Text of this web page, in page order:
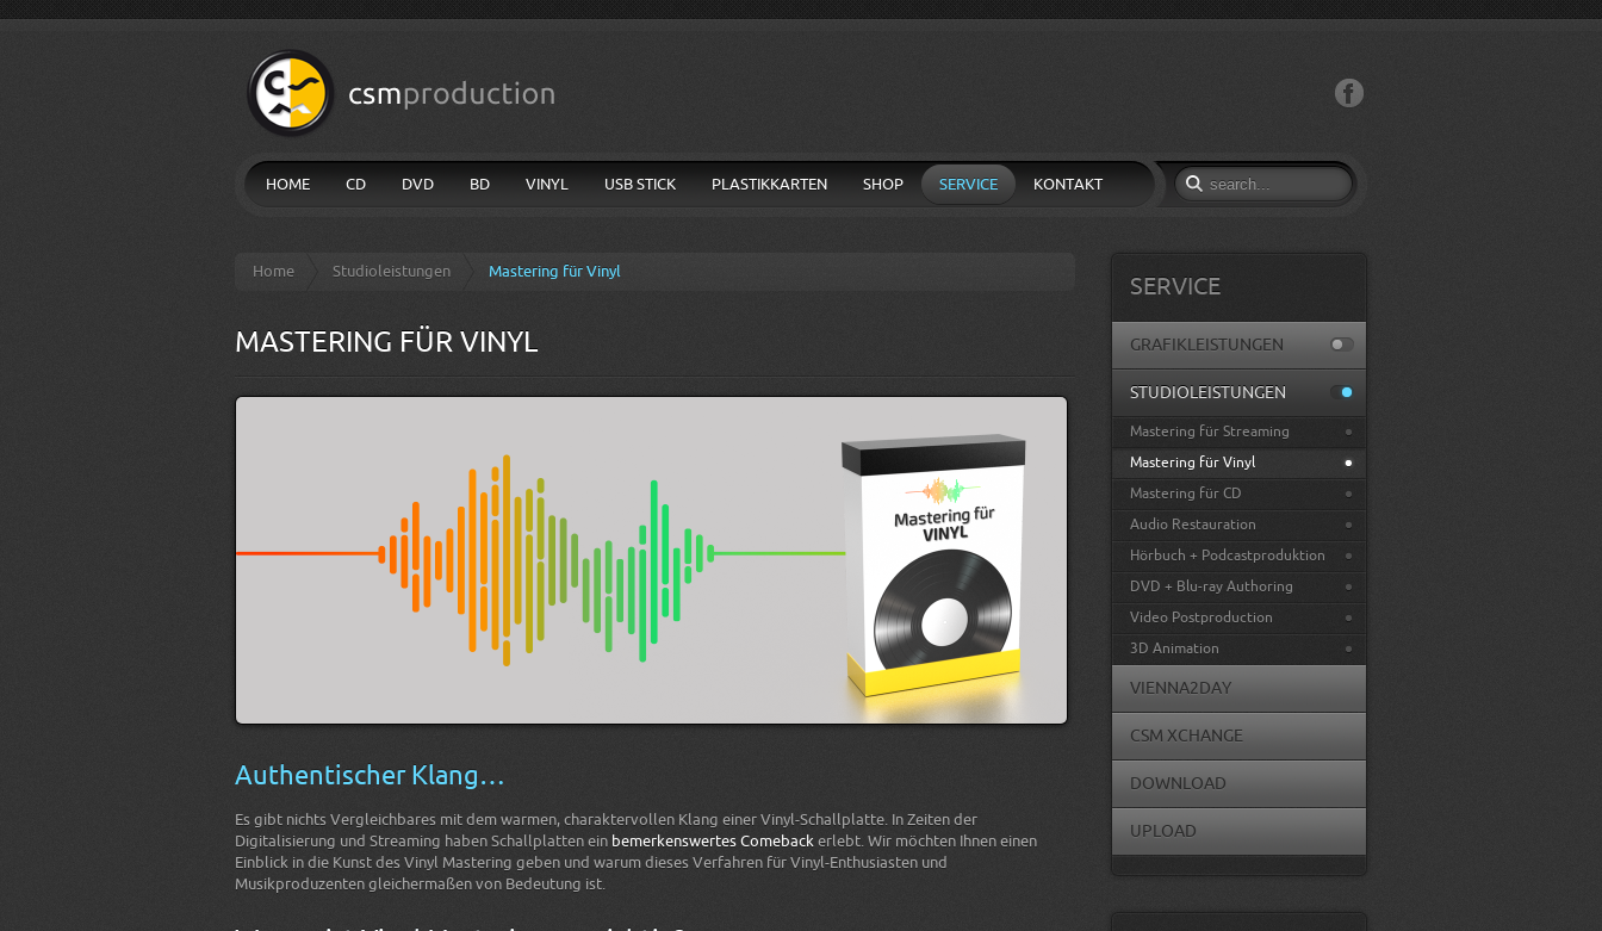
HOME CD DVD BD VINYL USB STICK PLASTIKKARTEN SHOP SERVICE KONTAKT
Home Studioleistungen Mastering für Vinyl
MASTERING FÜR VINYL
Authentischer Klang…
Es gibt nichts Vergleichbares mit dem warmen, charaktervollen Klang einer Vinyl-Schallplatte. In Zeiten der
Digitalisierung und Streaming haben Schallplatten ein bemerkenswertes Comeback erlebt. Wir möchten Ihnen einen
Einblick in die Kunst des Vinyl Mastering geben und warum dieses Verfahren für Vinyl-Enthusiasten und
Musikproduzenten gleichermaßen von Bedeutung ist.
SERVICE
GRAFIKLEISTUNGEN
STUDIOLEISTUNGEN
Mastering für Streaming
Mastering für Vinyl
Mastering für CD
Audio Restauration
Hörbuch + Podcastproduktion
DVD + Blu-ray Authoring
Video Postproduction
3D Animation
VIENNA2DAY
CSM XCHANGE
DOWNLOAD
UPLOAD